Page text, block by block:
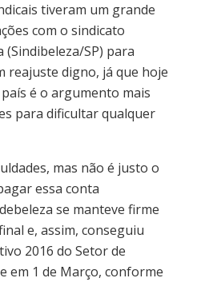
tiveram um grande
com o sindicato
SP) para
reajuste digno, já que hoje
é o argumento mais
para dificultar qualquer
mas não é justo o
essa conta
se manteve firme
e, assim, conseguiu
2016 do Setor de
em 1 de Março, conforme